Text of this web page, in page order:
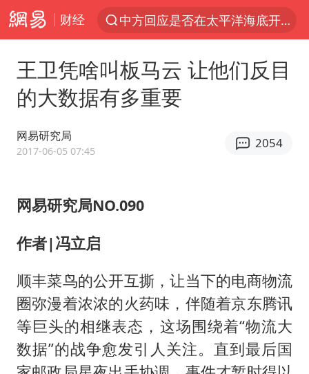
财经
中方回应是否在太平洋海底开采稀土
佛得角门将亮相智利俱乐部主场
宇树科技发行价格150.80元/股
把党建设得更加坚强有力
41岁女子为鼓励女儿考上985研究生
宇树科技王兴兴身家有望超200亿元
中国养老床位“三连降”
王卫凭啥叫板马云 让他们反目
的大数据有多重要
网易研究局
2017-06-05 07:45
2054
网易研究局NO.090
作者|冯立启
顺丰菜鸟的公开互撕，让当下的电商物流
圈弥漫着浓浓的火药味，伴随着京东腾讯
等巨头的相继表态，这场围绕着“物流大
数据”的战争愈发引人关注。直到最后国